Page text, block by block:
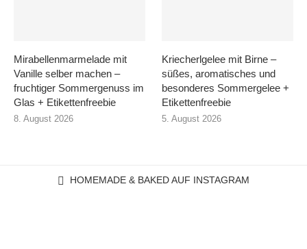
Mirabellenmarmelade mit
Vanille selber machen –
fruchtiger Sommergenuss im
Glas + Etikettenfreebie
8. August 2026
Kriecherlgelee mit Birne –
süßes, aromatisches und
besonderes Sommergelee +
Etikettenfreebie
5. August 2026
HOMEMADE & BAKED AUF INSTAGRAM